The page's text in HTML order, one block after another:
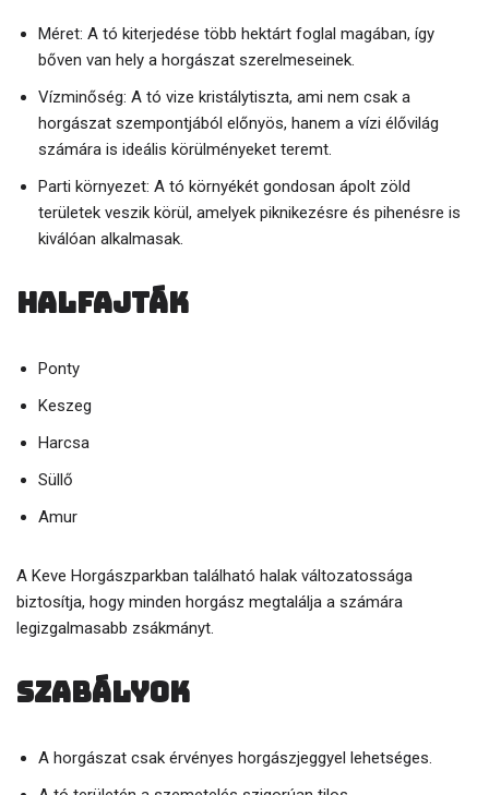
Méret: A tó kiterjedése több hektárt foglal magában, így
bőven van hely a horgászat szerelmeseinek.
Vízminőség: A tó vize kristálytiszta, ami nem csak a
horgászat szempontjából előnyös, hanem a vízi élővilág
számára is ideális körülményeket teremt.
Parti környezet: A tó környékét gondosan ápolt zöld
területek veszik körül, amelyek piknikezésre és pihenésre is
kiválóan alkalmasak.
Halfajták
Ponty
Keszeg
Harcsa
Süllő
Amur
A Keve Horgászparkban található halak változatossága
biztosítja, hogy minden horgász megtalálja a számára
legizgalmasabb zsákmányt.
Szabályok
A horgászat csak érvényes horgászjeggyel lehetséges.